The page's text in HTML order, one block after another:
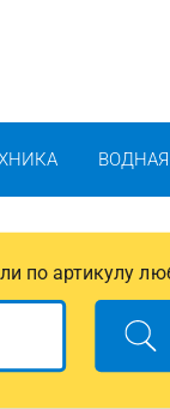
по артикулу